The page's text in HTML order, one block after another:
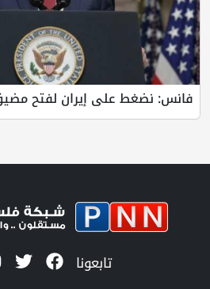
على إيران لفتح مضيق هرمز.. وط...